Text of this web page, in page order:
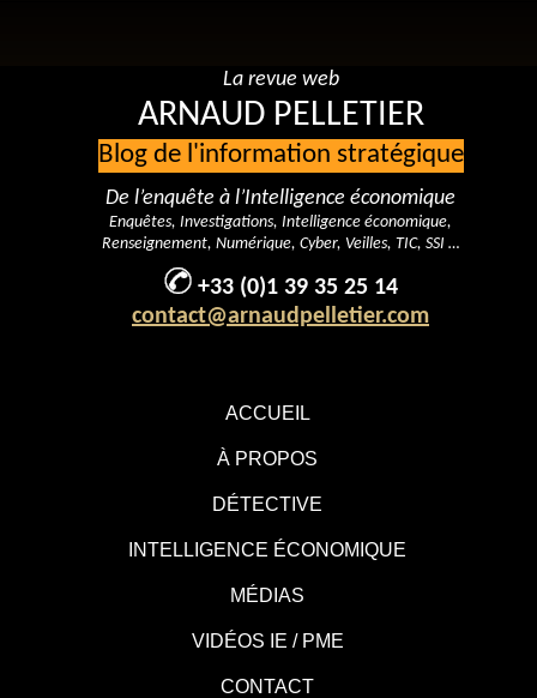
ACCUEIL
À PROPOS
DÉTECTIVE
INTELLIGENCE ÉCONOMIQUE
MÉDIAS
VIDÉOS IE / PME
CONTACT
La revue web
ARNAUD PELLETIER
Blog de l'information stratégique
De l’enquête à l’Intelligence économique
Enquêtes, Investigations, Intelligence économique,
Renseignement, Numérique, Cyber, Veilles, TIC, SSI …
+33 (0)1 39 35 25 14
contact@arnaudpelletier.com